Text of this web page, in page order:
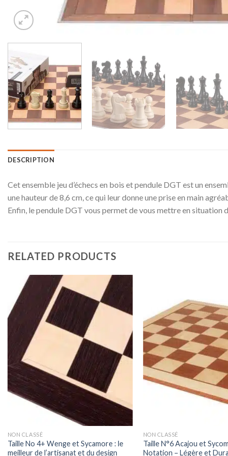
DESCRIPTION
Cet ensemble jeu d’échecs en bois et pendule DGT est un
une hauteur de 8,6 cm, ce qui leur donne une prise en main
Enfin, le pendule DGT vous permet de vous mettre en
RELATED PRODUCTS
NON CLASSÉ
Taille No 4+ Wenge et Sycamore : le
meilleur de l’artisanat et du design
NON CLASSÉ
Taille N°6 Acajou et
Notation – Légère et